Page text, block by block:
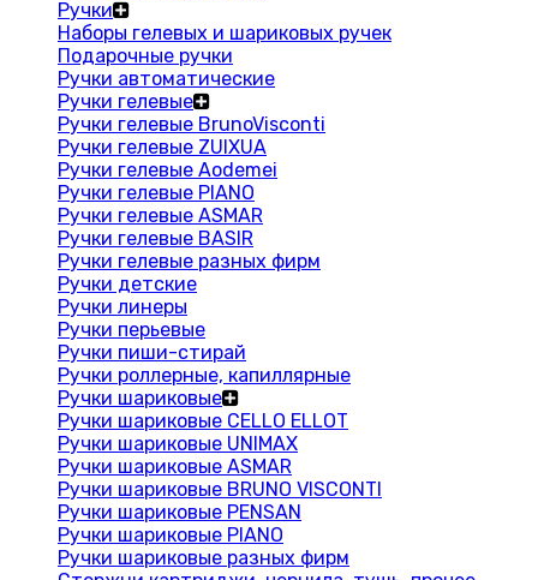
Ручки
Наборы гелевых и шариковых ручек
Подарочные ручки
Ручки автоматические
Ручки гелевые
Ручки гелевые BrunoVisconti
Ручки гелевые ZUIXUA
Ручки гелевые Aodemei
Ручки гелевые PIANO
Ручки гелевые ASMAR
Ручки гелевые BASIR
Ручки гелевые разных фирм
Ручки детские
Ручки линеры
Ручки перьевые
Ручки пиши-стирай
Ручки роллерные, капиллярные
Ручки шариковые
Ручки шариковые CELLO ELLOT
Ручки шариковые UNIMAX
Ручки шариковые ASMAR
Ручки шариковые BRUNO VISCONTI
Ручки шариковые PENSAN
Ручки шариковые PIANO
Ручки шариковые разных фирм